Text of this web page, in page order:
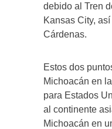
debido al Tren
Kansas City,
Cárdenas.
Estos dos
Michoacán en
para Estados
al continente
Michoacán en